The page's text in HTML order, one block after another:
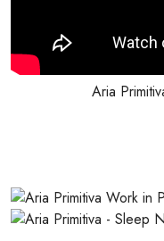
Aria